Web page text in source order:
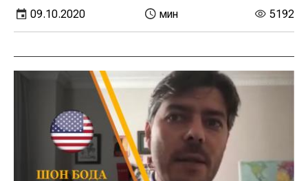
09.10.2020 мин 5192